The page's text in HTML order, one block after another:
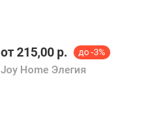
от215,00 р. до -3%
Joy Home Элегия